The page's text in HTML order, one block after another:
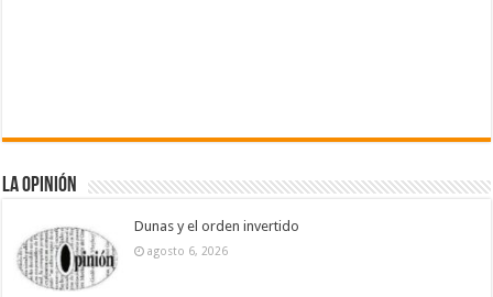
La Opinión
Dunas y el orden invertido
agosto 6, 2026